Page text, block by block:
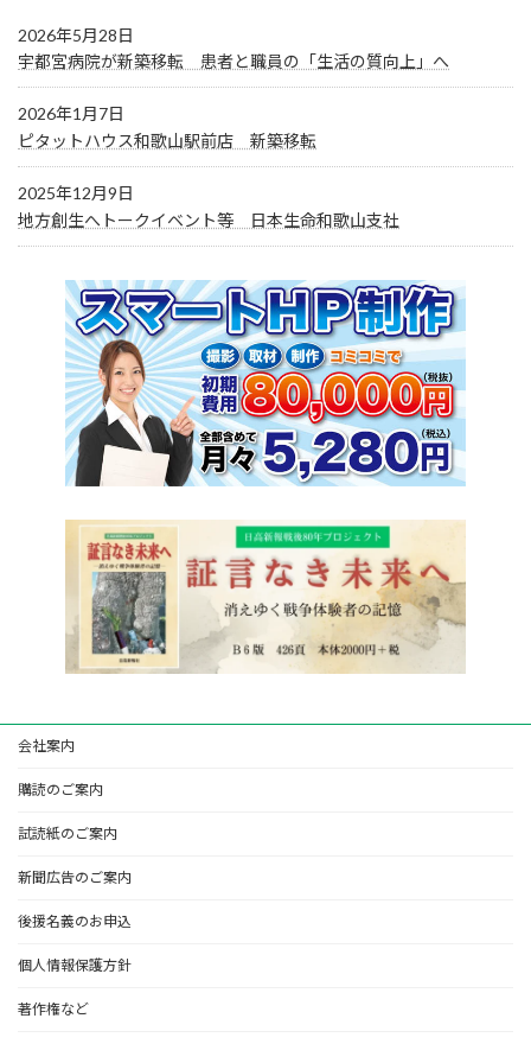
2026年5月28日
宇都宮病院が新築移転 患者と職員の「生活の質向上」へ
2026年1月7日
ピタットハウス和歌山駅前店 新築移転
2025年12月9日
地方創生へトークイベント等 日本生命和歌山支社
会社案内
購読のご案内
試読紙のご案内
新聞広告のご案内
後援名義のお申込
個人情報保護方針
著作権など